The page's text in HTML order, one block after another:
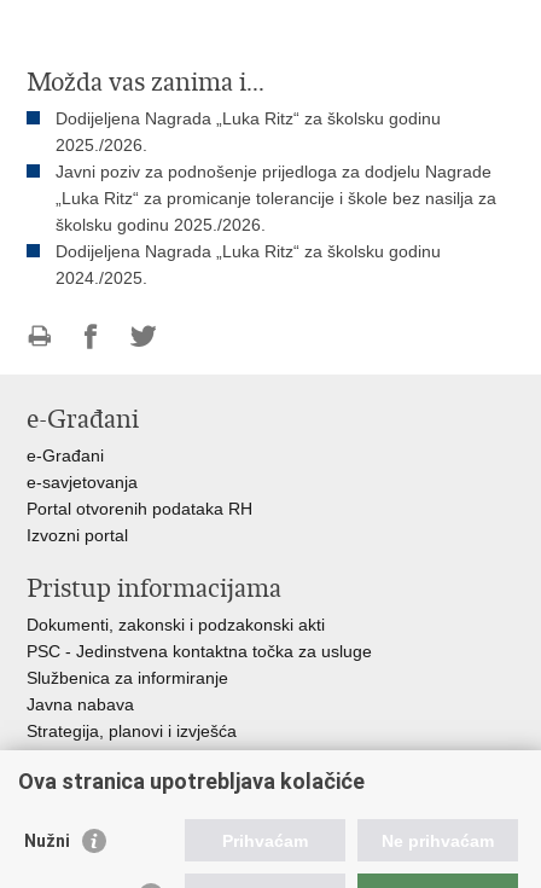
Možda vas zanima i...
Dodijeljena Nagrada „Luka Ritz“ za školsku godinu
2025./2026.
Javni poziv za podnošenje prijedloga za dodjelu Nagrade
„Luka Ritz“ za promicanje tolerancije i škole bez nasilja za
školsku godinu 2025./2026.
Dodijeljena Nagrada „Luka Ritz“ za školsku godinu
2024./2025.
FacebookuTwitteru
e-Građani
e-Građani
e-savjetovanja
Portal otvorenih podataka RH
Izvozni portal
Pristup informacijama
Dokumenti, zakonski i podzakonski akti
PSC - Jedinstvena kontaktna točka za usluge
Službenica za informiranje
Javna nabava
Strategija, planovi i izvješća
Korisne poveznice
Ova stranica upotrebljava kolačiće
Nužni Prihvaćam Ne prihvaćam